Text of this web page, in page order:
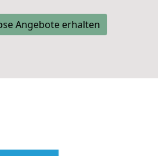
Angebote erhalten